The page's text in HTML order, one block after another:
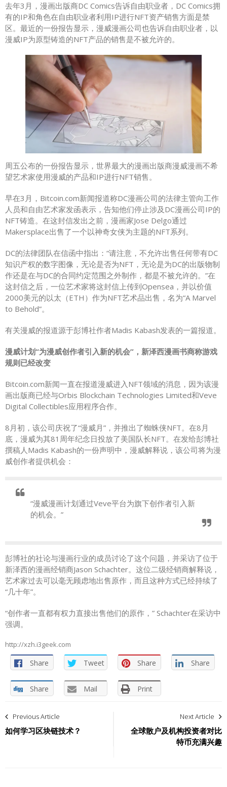
去年3月，漫画出版商DC Comics告诉自由职业者，DC Comics拥
有的IP和角色在自由职业者利用IP进行NFT资产销售方面是禁
区。最近的一份报告显示，漫威漫画公司也告诉自由职业者，以
漫威IP为原型铸造的NFT产品的销售是不被允许的。
周五公布的一份报告显示，世界最大的漫画出版商漫威漫画不希
望艺术家使用漫威的产品和IP进行NFT销售。
早在3月，Bitcoin.com新闻报道称DC漫画公司的法律主管向工作
人员和自由艺术家发函表示，告知他们停止涉及DC漫画公司IP的
NFT铸造。在这封信发出之前，漫画家Jose Delgo通过
Makersplace出售了一个以神奇女侠为主题的NFT系列。
DC的法律团队在信函中指出：“请注意，不允许出售任何带有DC
知识产权的数字图像，无论是否为NFT，无论是为DC的出版物制
作还是在与DC的合同约定范围之外制作，都是不被允许的。”在
这封信之后，一位艺术家将这封信上传到Opensea，并以价值
2000美元的以太（ETH）作为NFT艺术品出售，名为“A Marvel
to Behold”。
有关漫威的报道源于彭博社作者Madis Kabash发表的一篇报道。
漫威计划“为漫威创作者引入新的机会”，新泽西漫画书商称游戏
规则已经改变
Bitcoin.com新闻一直在报道漫威进入NFT领域的消息，因为该漫
画出版商已经与Orbis Blockchain Technologies Limited和Veve
Digital Collectibles应用程序合作。
8月初，该公司庆祝了“漫威月”，并推出了蜘蛛侠NFT。在8月
底，漫威为其81周年纪念日投放了美国队长NFT。在发给彭博社
撰稿人Madis Kabash的一份声明中，漫威解释说，该公司将为漫
威创作者提供机会：
“漫威漫画计划通过Veve平台为旗下创作者引入新
的机会。”
彭博社的社论与漫画行业的成员讨论了这个问题，并采访了位于
新泽西的漫画经销商Jason Schachter。这位二级经销商解释说，
艺术家过去可以毫无顾虑地出售原作，而且这种方式已经持续了
“几十年”。
“创作者一直都有权力直接出售他们的原作，” Schachter在采访中
强调。
http://xzh.i3geek.com
Share Tweet Share Share
Share Mail Print
章
Previous Article
如何学习区块链技术？
Next Article
全球散户及机构投资者对比
特币充满兴趣